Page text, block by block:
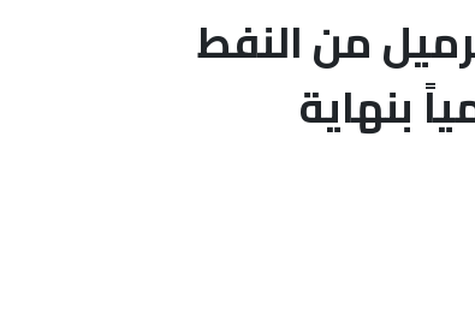
اكتشاف 600 مليون برميل من النفط
برميل يومياً بنهاية